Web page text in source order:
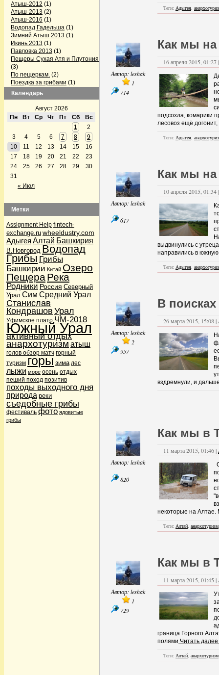
Теги: Адыгея,
Автор: leshak
1
714
Как мы на
16 апреля 2015, 01:27
подсохла, комарики
лесовоз ещё догонит,
Теги: Адыгея,
Автор: leshak
617
Как мы на
10 апреля 2015, 01:34
выдвинулись с
направились в
Теги: Адыгея,
Автор: leshak
2
957
В
26 марта 2015, 15:08 |
вздремнули, и
Автор: leshak
820
Как мы в
11 марта 2015, 01:46 |
некоторые на Алтае.
Теги: Алтай, анархотуризм
Автор: leshak
1
729
Как мы в
11 марта 2015, 01:45 |
граница Горного
полями Читать
Теги: Алтай, анархотуризм
Атыш-2012 (1)
Атыш-2013 (2)
Атыш-2016 (1)
Водопад Гадельша (1)
Зимний Атыш 2013 (1)
Икинь 2013 (1)
Павловка 2013 (1)
Пещеры Сухая Атя и Плутония
(3)
По пещеркам. (2)
Поездка за грибами (1)
Поездка на Павловку
Поездка по пещерам
Челябинской области
Серпиевский пещерный град
Firefox готовит конкурента Skype
(1)
GPS-треки с интернета
(1)
Альпинизм (5)
Байки Семена Воваблина(2)
Барахолка
Лыжи, сноуборды
Грибные места
Дары природы(36)
По грибы да по ягоды(32)
По грибы да по ягоды(1)
Рыбалка(2)
Дела семейные(2)
Дети в походе(36)
Дикие звери(1)
Карты и навигация(3)
Навигаторы GPS(2)
Кулинария(8)
Подножный корм(2)
Лыжи и сноуборды
Лыжи и сноуборды(1)
Мы(16049)
Наши питомцы(3)
Кошки(2)
Собаки(1)
Новости(21)
Поговорим о сайте(4)
Происшествия(5)
Терки (1)
Шутки и юмор(2)
Пешеходы (10)
Привал(5)
Фото- и видеосъемка(1)
Природа(112)
Водопады
Календарь
Август 2026
Пн
Вт Ср Чт Пт Сб Вс
« Июл
1
2
3
4 5 6 7 8
9
10
11 12 13 14 15
16
17
18 19 20 21 22
23
24
25 26 27 28 29
30
31
Метки
Assignment Help fintech-
exchange.ru wheeldustry.com
Адыгея Алтай Башкирия
В.Новгород Водопад
Грибы Грибы
Башкирии Китай Озеро
ПещераРека
Родники Россия Северный
Урал Сим Средний Урал
Станислав
Кондрашов Урал
Уфимское плато ЧМ-2018
Южный Урал
активный отдых
анархотуризм атыш
голов обзор матч горный
туризм горы зима лес
лыжи море осень отдых
пеший поход позитив
походы выходного дня
природа реки
съедобные грибы
фестиваль фото ядовитые
грибы